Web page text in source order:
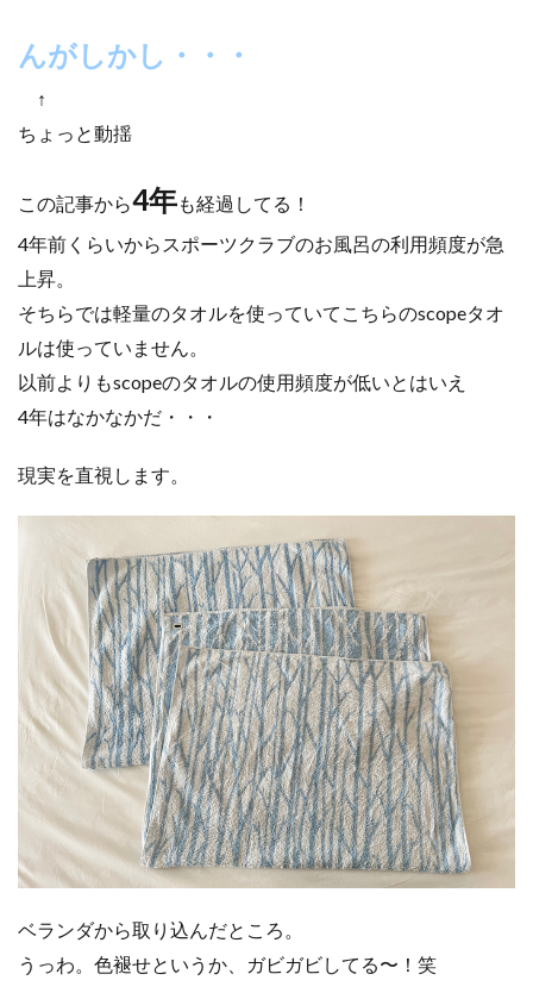
んがしかし・・・
↑
ちょっと動揺
この記事から4年も経過してる！
4年前くらいからスポーツクラブのお風呂の利用頻度が急
上昇。
そちらでは軽量のタオルを使っていて こちらのscopeタオ
ルは使っていません。
以前よりもscopeのタオルの使用頻度が低いとはいえ
4年はなかなかだ・・・
現実を直視します。
ベランダから取り込んだところ。
うっわ。色褪せというか、ガビガビしてる〜！笑